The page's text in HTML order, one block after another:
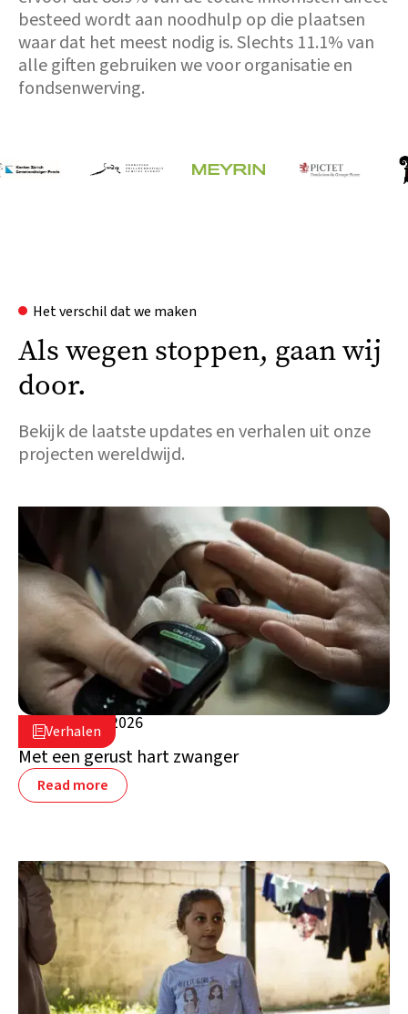
besteed wordt aan noodhulp op die plaatsen
waar dat het meest nodig is. Slechts 11.1% van
alle giften gebruiken we voor organisatie en
fondsenwerving.
Het verschil dat we maken
Als wegen stoppen, gaan wij
door.
Bekijk de laatste updates en verhalen uit onze
projecten wereldwijd.
Verhalen
5 augustus 2026
Libanon
Met een gerust hart zwanger
Read more